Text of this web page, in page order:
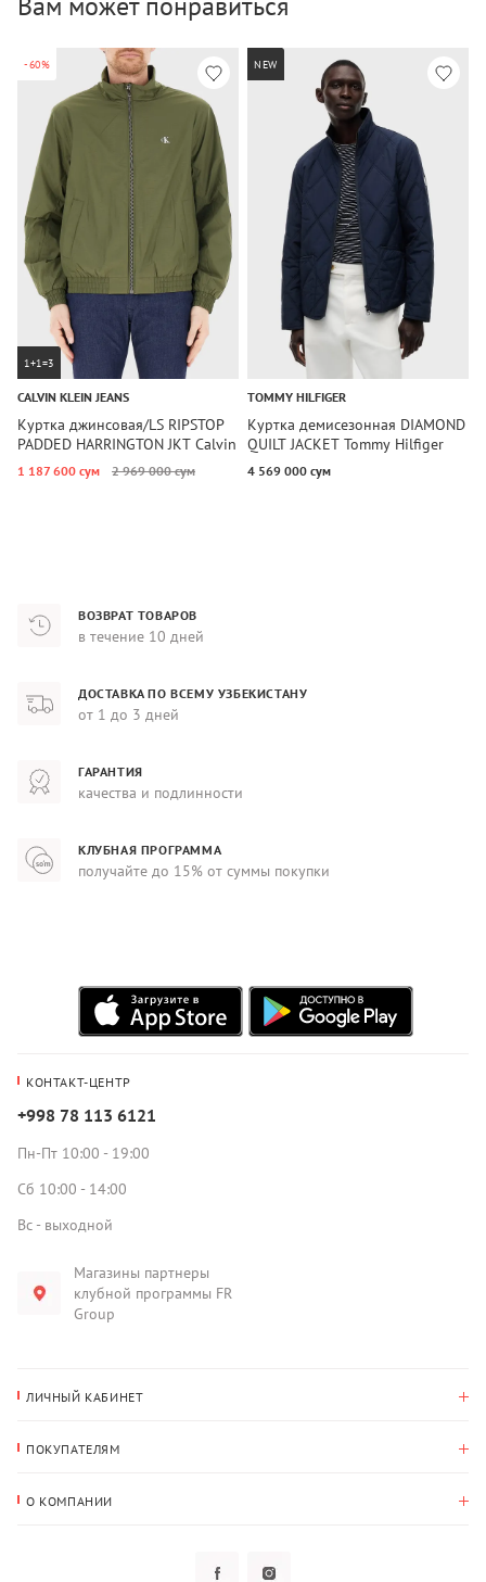
-60%
1+1=3
CALVIN KLEIN JEANS
Куртка джинсовая/LS RIPSTOP
PADDED HARRINGTON JKT Calvin
Klein Jeans
1 187 600 сум 2 969 000 сум
NEW
TOMMY HILFIGER
Куртка демисезонная DIAMOND
QUILT JACKET Tommy Hilfiger
4 569 000 сум
ВОЗВРАТ ТОВАРОВ
в течение 10 дней
ДОСТАВКА ПО ВСЕМУ УЗБЕКИСТАНУ
от 1 до 3 дней
ГАРАНТИЯ
качества и подлинности
КЛУБНАЯ ПРОГРАММА
получайте до 15% от суммы покупки
КОНТАКТ-ЦЕНТР
+998 78 113 6121
Пн-Пт 10:00 - 19:00
Сб 10:00 - 14:00
Вс - выходной
Магазины партнеры
клубной программы FR
Group
ЛИЧНЫЙ КАБИНЕТ
Адрес для доставки
ПОКУПАТЕЛЯМ
О КОМПАНИИ
Политика конфиденциальности